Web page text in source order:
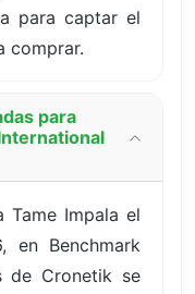
para captar el
comprar.
para
Tame Impala el
en Benchmark
de Cronetik se